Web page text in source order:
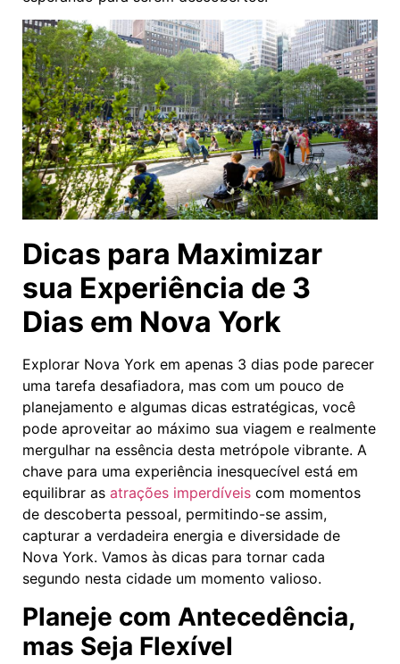
Dicas para Maximizar
sua Experiência de 3
Dias em Nova York
Explorar Nova York em apenas 3 dias pode parecer
uma tarefa desafiadora, mas com um pouco de
planejamento e algumas dicas estratégicas, você
pode aproveitar ao máximo sua viagem e realmente
mergulhar na essência desta metrópole vibrante. A
chave para uma experiência inesquecível está em
equilibrar as atrações imperdíveis com momentos
de descoberta pessoal, permitindo-se assim,
capturar a verdadeira energia e diversidade de
Nova York. Vamos às dicas para tornar cada
segundo nesta cidade um momento valioso.
Planeje com Antecedência,
mas Seja Flexível